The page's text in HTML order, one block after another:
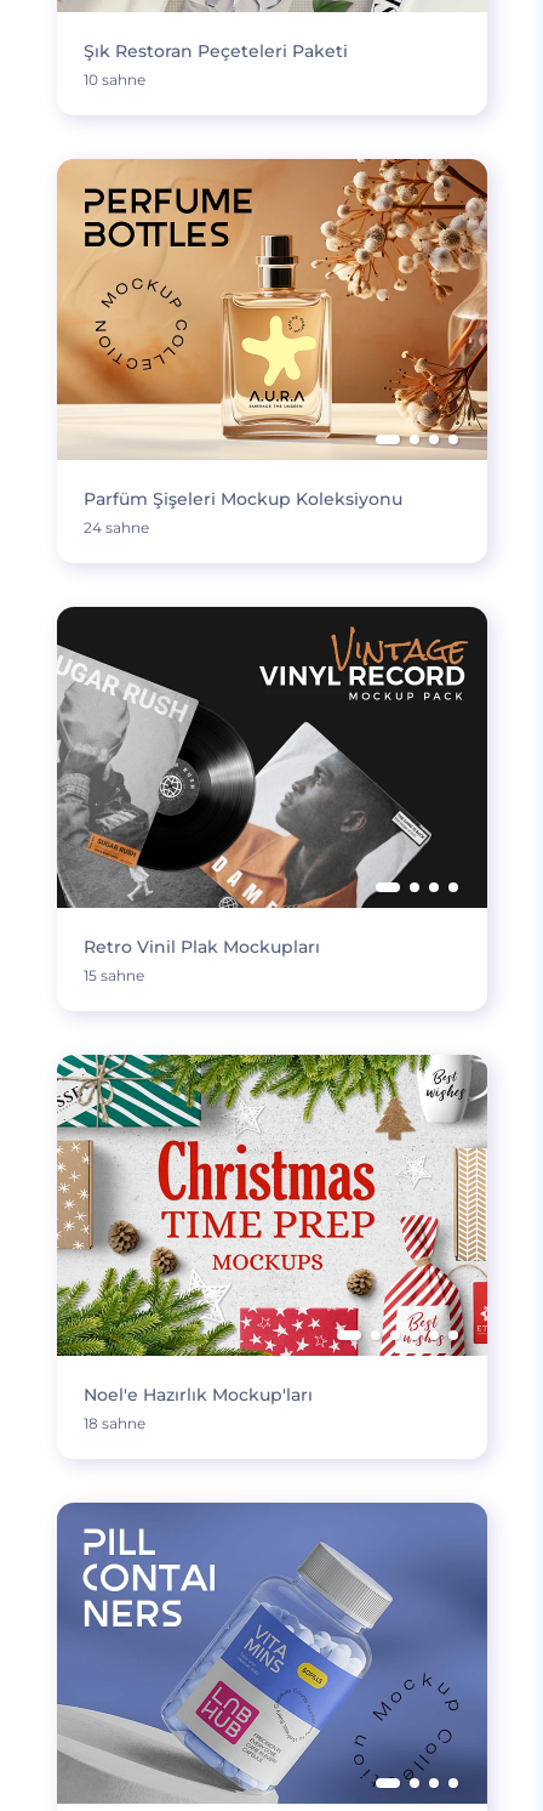
Şık Restoran Peçeteleri Paketi
10 sahne
Parfüm Şişeleri Mockup Koleksiyonu
24 sahne
Retro Vinil Plak Mockupları
15 sahne
Noel'e Hazırlık Mockup'ları
18 sahne